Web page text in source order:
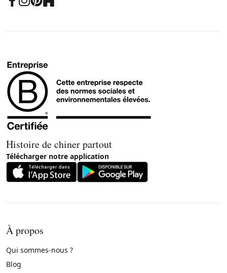
Histoire de chiner partout
Télécharger notre application
À propos
Qui sommes-nous ?
Blog